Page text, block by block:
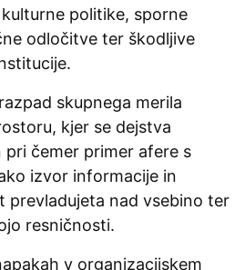
politike, sporne
odločitve ter škodljive
skupnega merila
kjer se dejstva
pri čemer primer afere s
izvor informacije in
prevladujeta nad vsebino ter
resničnosti.
v organizacijskem